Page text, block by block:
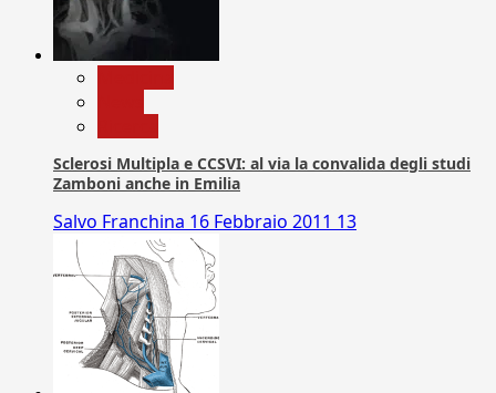
Sclerosi Multipla e CCSVI: al via la convalida degli studi
Zamboni anche in Emilia
Salvo Franchina 16 Febbraio 2011 13